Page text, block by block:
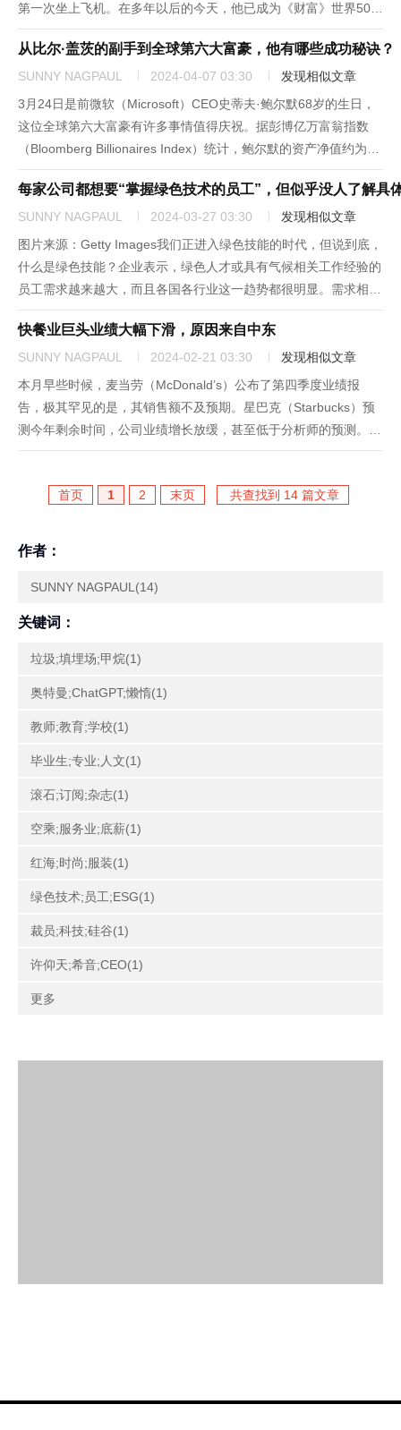
第一次坐上飞机。在多年以后的今天，他已成为《财富》世界500
强企业中最受人爱戴的CEO之一。巴斯蒂安在达美航空工作已经超
过25年时间，可谓见多识广。无论是...
从比尔·盖茨的副手到全球第六大富豪，他有哪些成功秘诀？
SUNNY NAGPAUL 2024-04-07 03:30
发现相似文章
3月24日是前微软（Microsoft）CEO史蒂夫·鲍尔默68岁的生日，
这位全球第六大富豪有许多事情值得庆祝。据彭博亿万富翁指数
（Bloomberg Billionaires Index）统计，鲍尔默的资产净值约为
1,480亿美元，几乎快要赶上他的前老板、微软创始人比尔·盖茨。
盖茨的资产净值为1,...
每家公司都想要“掌握绿色技术的员工”，但似乎没人了解具
SUNNY NAGPAUL 2024-03-27 03:30
发现相似文章
图片来源：Getty Images我们正进入绿色技能的时代，但说到底，
什么是绿色技能？企业表示，绿色人才或具有气候相关工作经验的
员工需求越来越大，而且各国各行业这一趋势都很明显。需求相关
技能的企业数量也在增加。领英（LinkedIn）一份报告显示，2022
年至2023年间需要至少一项绿色技能的职位平...
快餐业巨头业绩大幅下滑，原因来自中东
SUNNY NAGPAUL 2024-02-21 03:30
发现相似文章
本月早些时候，麦当劳（McDonald’s）公布了第四季度业绩报
告，极其罕见的是，其销售额不及预期。星巴克（Starbucks）预
测今年剩余时间，公司业绩增长放缓，甚至低于分析师的预测。塔
克钟（Taco Bell）的母公司百胜餐饮集团（Yum Brands）公布的
首页
1 2 末页 共查找到 14 篇文章
作者：
SUNNY NAGPAUL(14)
关键词：
垃圾;填埋场;甲烷(1)
奥特曼;ChatGPT;懒惰(1)
教师;教育;学校(1)
毕业生;专业;人文(1)
滚石;订阅;杂志(1)
空乘;服务业;底薪(1)
红海;时尚;服装(1)
绿色技术;员工;ESG(1)
裁员;科技;硅谷(1)
许仰天;希音;CEO(1)
更多